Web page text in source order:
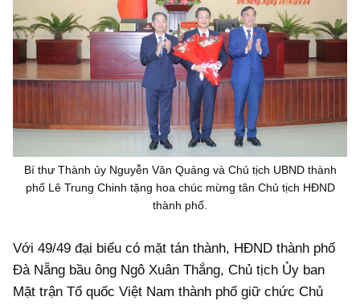
Video
Photo
Bí thư Thành ủy Nguyễn Văn Quảng và Chủ tịch UBND thành
phố Lê Trung Chinh tặng hoa chúc mừng tân Chủ tịch HĐND
thành phố.
Với 49/49 đại biểu có mặt tán thành, HĐND thành phố
Đà Nẵng bầu ông Ngô Xuân Thắng, Chủ tịch Ủy ban
Mặt trận Tổ quốc Việt Nam thành phố giữ chức Chủ